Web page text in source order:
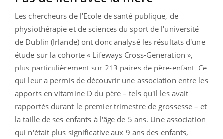
Les chercheurs de l'Ecole de santé publique, de
physiothérapie et de sciences du sport de l'université
de Dublin (Irlande) ont donc analysé les résultats d'une
étude sur la cohorte « Lifeways Cross-Generation »,
plus particulièrement sur 213 paires de père-enfant. Ce
qui leur a permis de découvrir une association entre les
apports en vitamine D du père – tels qu'il les avait
rapportés durant le premier trimestre de grossesse – et
la taille de ses enfants à l'âge de 5 ans. Une association
qui n'était plus significative aux 9 ans des enfants,